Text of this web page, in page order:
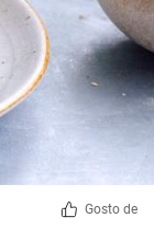
Gosto de